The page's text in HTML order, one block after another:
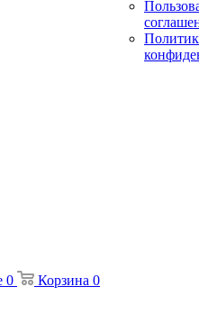
0 Корзина 0